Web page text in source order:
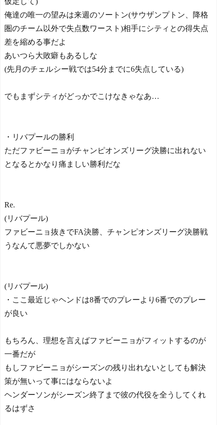
俺達の唯一の望みは来週のソートン(サウザンプトン、降格
圏のチーム以外で失点数ワースト)相手にシティとの得失点
差を縮める事だよ
あいつら大敗癖もあるしな
(先月のチェルシー戦では54分までに6失点している)
でもまずシティがどっかでこけなきゃなあ…
・リバプールの勝利
ただファビーニョがチャンピオンズリーグ決勝に出れない
となるとかなり痛ましい勝利だな
Re.
(リバプール)
ファビーニョ抜きでFA決勝、チャンピオンズリーグ決勝戦
うなんて悪夢でしかない
(リバプール)
・ここ最近じゃヘンドは8番でのプレーより6番でのプレー
が良い
もちろん、理想を言えばファビーニョがフィットするのが
一番だが
もしファビーニョがシーズンの残り出れないとしても解決
策が無いって事にはならないよ
ヘンダーソンがシーズン終了まで彼の代役を全うしてくれ
るはずさ